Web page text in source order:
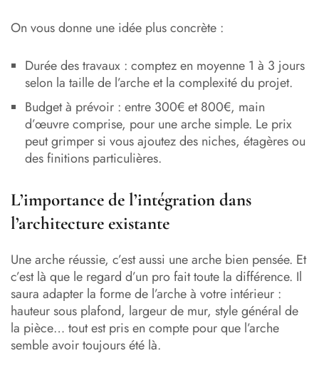
On vous donne une idée plus concrète :
Durée des travaux : comptez en moyenne 1 à 3 jours
selon la taille de l’arche et la complexité du projet.
Budget à prévoir : entre 300€ et 800€, main
d’œuvre comprise, pour une arche simple. Le prix
peut grimper si vous ajoutez des niches, étagères ou
des finitions particulières.
L’importance de l’intégration dans
l’architecture existante
Une arche réussie, c’est aussi une arche bien pensée. Et
c’est là que le regard d’un pro fait toute la différence. Il
saura adapter la forme de l’arche à votre intérieur :
hauteur sous plafond, largeur de mur, style général de
la pièce… tout est pris en compte pour que l’arche
semble avoir toujours été là.